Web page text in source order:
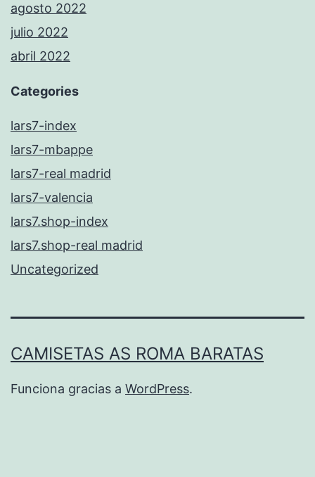
agosto 2022
julio 2022
abril 2022
Categories
lars7-index
lars7-mbappe
lars7-real madrid
lars7-valencia
lars7.shop-index
lars7.shop-real madrid
Uncategorized
CAMISETAS AS ROMA BARATAS
Funciona gracias a WordPress.